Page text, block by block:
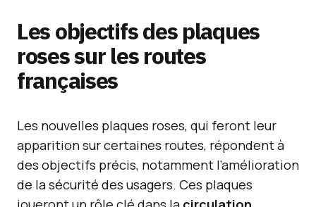
Les objectifs des plaques
roses sur les routes
françaises
Les nouvelles plaques roses, qui feront leur
apparition sur certaines routes, répondent à
des objectifs précis, notamment l’amélioration
de la sécurité des usagers. Ces plaques